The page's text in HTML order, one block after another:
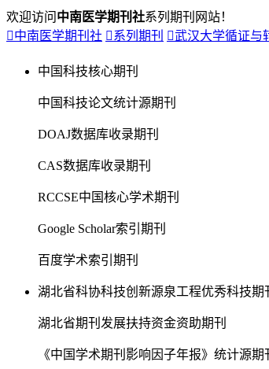
欢迎访问 中南医学期刊社系列期刊网站！
中南医学期刊社 系列期刊 武汉大学循证与
中国科技核心期刊
中国科技论文统计源期刊
DOAJ数据库收录期刊
CAS数据库收录期刊
RCCSE中国核心学术期刊
Google Scholar索引期刊
百度学术索引期刊
湖北省科协科技创新源泉工程优秀科技期
湖北省期刊发展扶持资金资助期刊
《中国学术期刊影响因子年报》统计源期